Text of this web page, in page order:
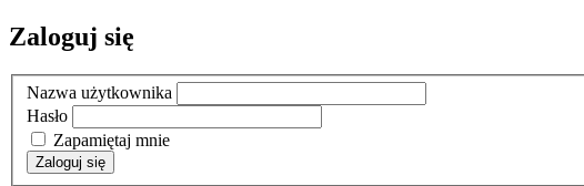
Zaloguj się
Nazwa użytkownika
Hasło
Zapamiętaj mnie